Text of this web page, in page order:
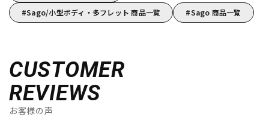
Sago/小型ボディ・多フレット 商品一覧
Sago 商品一覧
CUSTOMER
REVIEWS
お客様の声